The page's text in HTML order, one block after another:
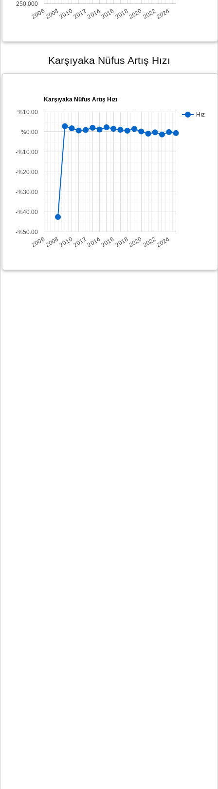
2006200820102012201420162018202020222024
250,000
Karşıyaka Nüfus Artış Hızı
Karşıyaka Nüfus Artış Hızı
Hız
2006200820102012201420162018202020222024
-%50.00
-%40.00
-%30.00
-%20.00
-%10.00
%0.00
%10.00